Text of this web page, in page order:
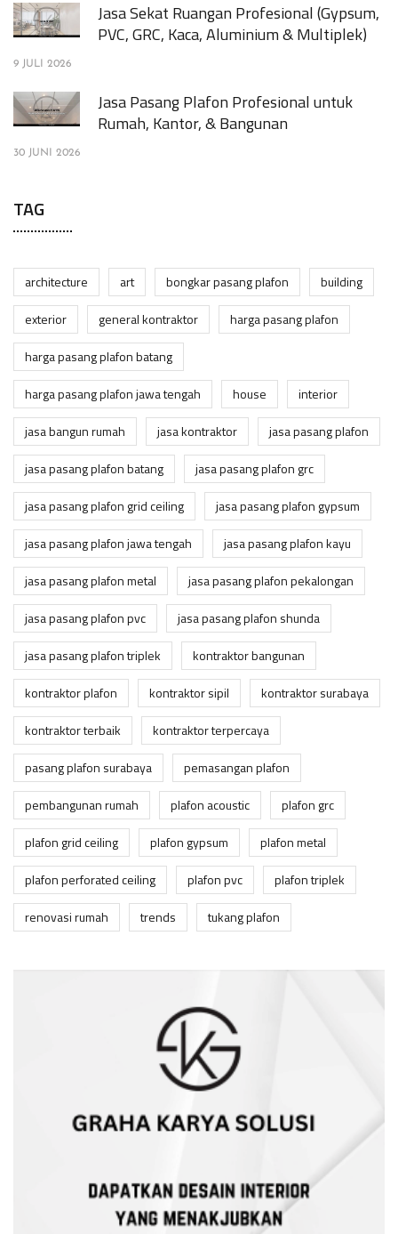
Jasa Sekat Ruangan Profesional (Gypsum,
PVC, GRC, Kaca, Aluminium & Multiplek)
9 JULI 2026
Jasa Pasang Plafon Profesional untuk
Rumah, Kantor, & Bangunan
30 JUNI 2026
TAG
architecture art bongkar pasang plafon
building
exterior
general kontraktor
harga pasang plafon
harga pasang plafon batang
harga pasang plafon jawa tengah
house
interior
jasa bangun rumah
jasa kontraktor
jasa pasang plafon
jasa pasang plafon batang
jasa pasang plafon grc
jasa pasang plafon grid ceiling
jasa pasang plafon gypsum
jasa pasang plafon jawa tengah
jasa pasang plafon kayu
jasa pasang plafon metal
jasa pasang plafon pekalongan
jasa pasang plafon pvc
jasa pasang plafon shunda
jasa pasang plafon triplek
kontraktor bangunan
kontraktor plafon
kontraktor sipil
kontraktor surabaya
kontraktor terbaik
kontraktor terpercaya
pasang plafon surabaya
pemasangan plafon
pembangunan rumah
plafon acoustic
plafon grc
plafon grid ceiling
plafon gypsum
plafon metal
plafon perforated ceiling
plafon pvc
plafon triplek
renovasi rumah
trends tukang plafon